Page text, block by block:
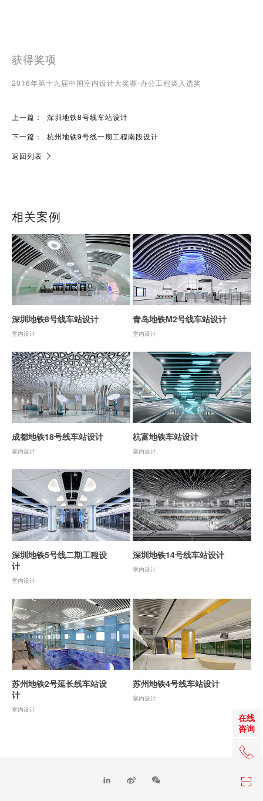
在线
咨询
+86
获得奖项
2016年第十九届中国室内设计大奖赛-办公工程类入选奖
上一篇：
深圳地铁8号线车站设计
下一篇：
杭州地铁9号线一期工程南段设计
返回列表
相关案例
深圳地铁8号线车站设计
室内设计
青岛地铁M2号线车站设计
室内设计
成都地铁18号线车站设计
室内设计
杭富地铁车站设计
室内设计
深圳地铁5号线二期工程设
计
室内设计
深圳地铁14号线车站设计
室内设计
苏州地铁2号延长线车站设
计
室内设计
苏州地铁4号线车站设计
室内设计